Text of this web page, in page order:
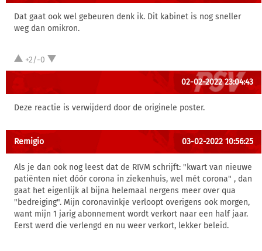
Dat gaat ook wel gebeuren denk ik. Dit kabinet is nog sneller
weg dan omikron.
+2/-0
02-02-2022 23:04:43
Deze reactie is verwijderd door de originele poster.
Remigio 03-02-2022 10:56:25
Als je dan ook nog leest dat de RIVM schrijft: "kwart van nieuwe
patiënten niet dóór corona in ziekenhuis, wel mét corona" , dan
gaat het eigenlijk al bijna helemaal nergens meer over qua
"bedreiging". Mijn coronavinkje verloopt overigens ook morgen,
want mijn 1 jarig abonnement wordt verkort naar een half jaar.
Eerst werd die verlengd en nu weer verkort, lekker beleid.